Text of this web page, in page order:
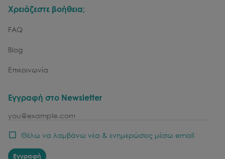
Χρειάζεστε βοήθεια;
FAQ
Blog
Επικοινωνία
Εγγραφή στο Newsletter
email
Θέλω να λαμβάνω νέα & ενημερώσεις μέσω email
Εγγραφή